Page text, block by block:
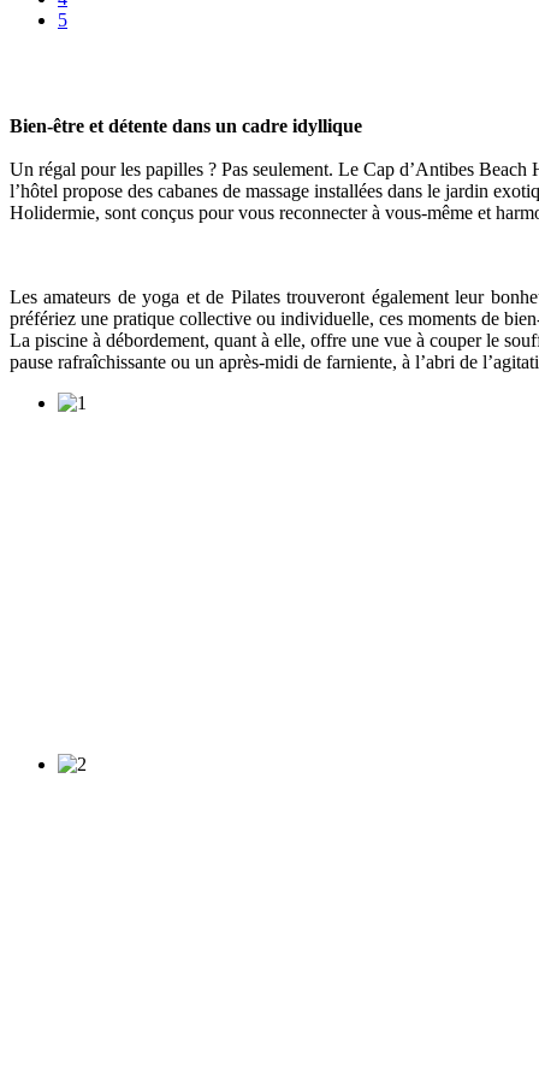
5
Bien-être et détente dans un cadre idyllique
Un régal pour les papilles ? Pas seulement. Le Cap d’Antibes
l’hôtel propose des cabanes de massage installées dans le jardin
Holidermie, sont conçus pour vous reconnecter à vous-même et
Les amateurs de yoga et de Pilates trouveront également leur
préfériez une pratique collective ou individuelle, ces moments de
La piscine à débordement, quant à elle, offre une vue à couper le
pause rafraîchissante ou un après-midi de farniente, à l’abri de